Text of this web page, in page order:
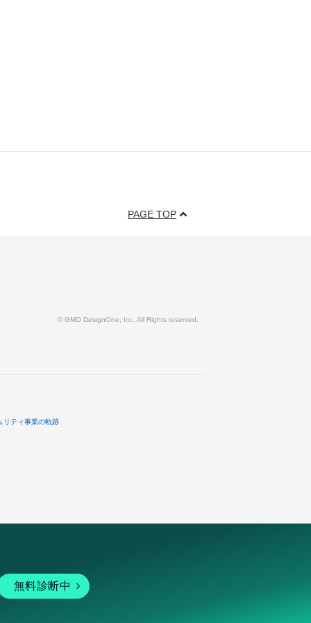
PAGE TOP
© GMO DesignOne, Inc. All Rights reserved.
リティ事業の軌跡
無料診断中